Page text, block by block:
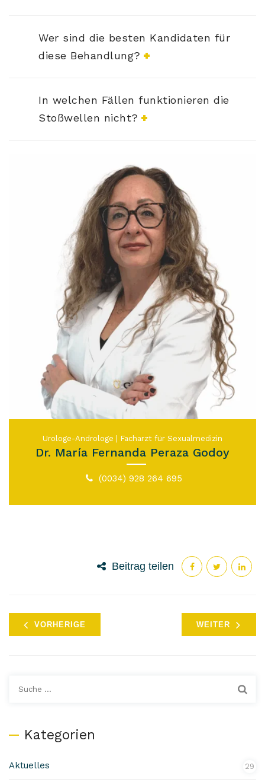
Wer sind die besten Kandidaten für
diese Behandlung?
In welchen Fällen funktionieren die
Stoßwellen nicht?
Urologe-Androloge | Facharzt für Sexualmedizin
Dr. María Fernanda Peraza Godoy
(0034) 928 264 695
Beitrag teilen
VORHERIGE WEITER
Kategorien
Aktuelles 29